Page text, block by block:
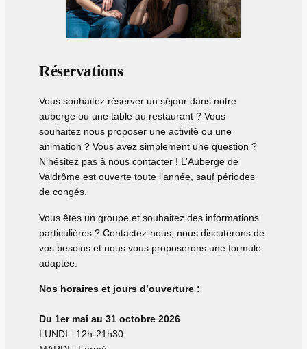
Réservations
Vous souhaitez réserver un séjour dans notre
auberge ou une table au restaurant ? Vous
souhaitez nous proposer une activité ou une
animation ? Vous avez simplement une question ?
N’hésitez pas à nous contacter ! L’Auberge de
Valdrôme est ouverte toute l’année, sauf périodes
de congés.
Vous êtes un groupe et souhaitez des informations
particulières ? Contactez-nous, nous discuterons de
vos besoins et nous vous proposerons une formule
adaptée.
Nos horaires et jours d’ouverture :
Du 1er mai au 31 octobre 2026
LUNDI : 12h-21h30